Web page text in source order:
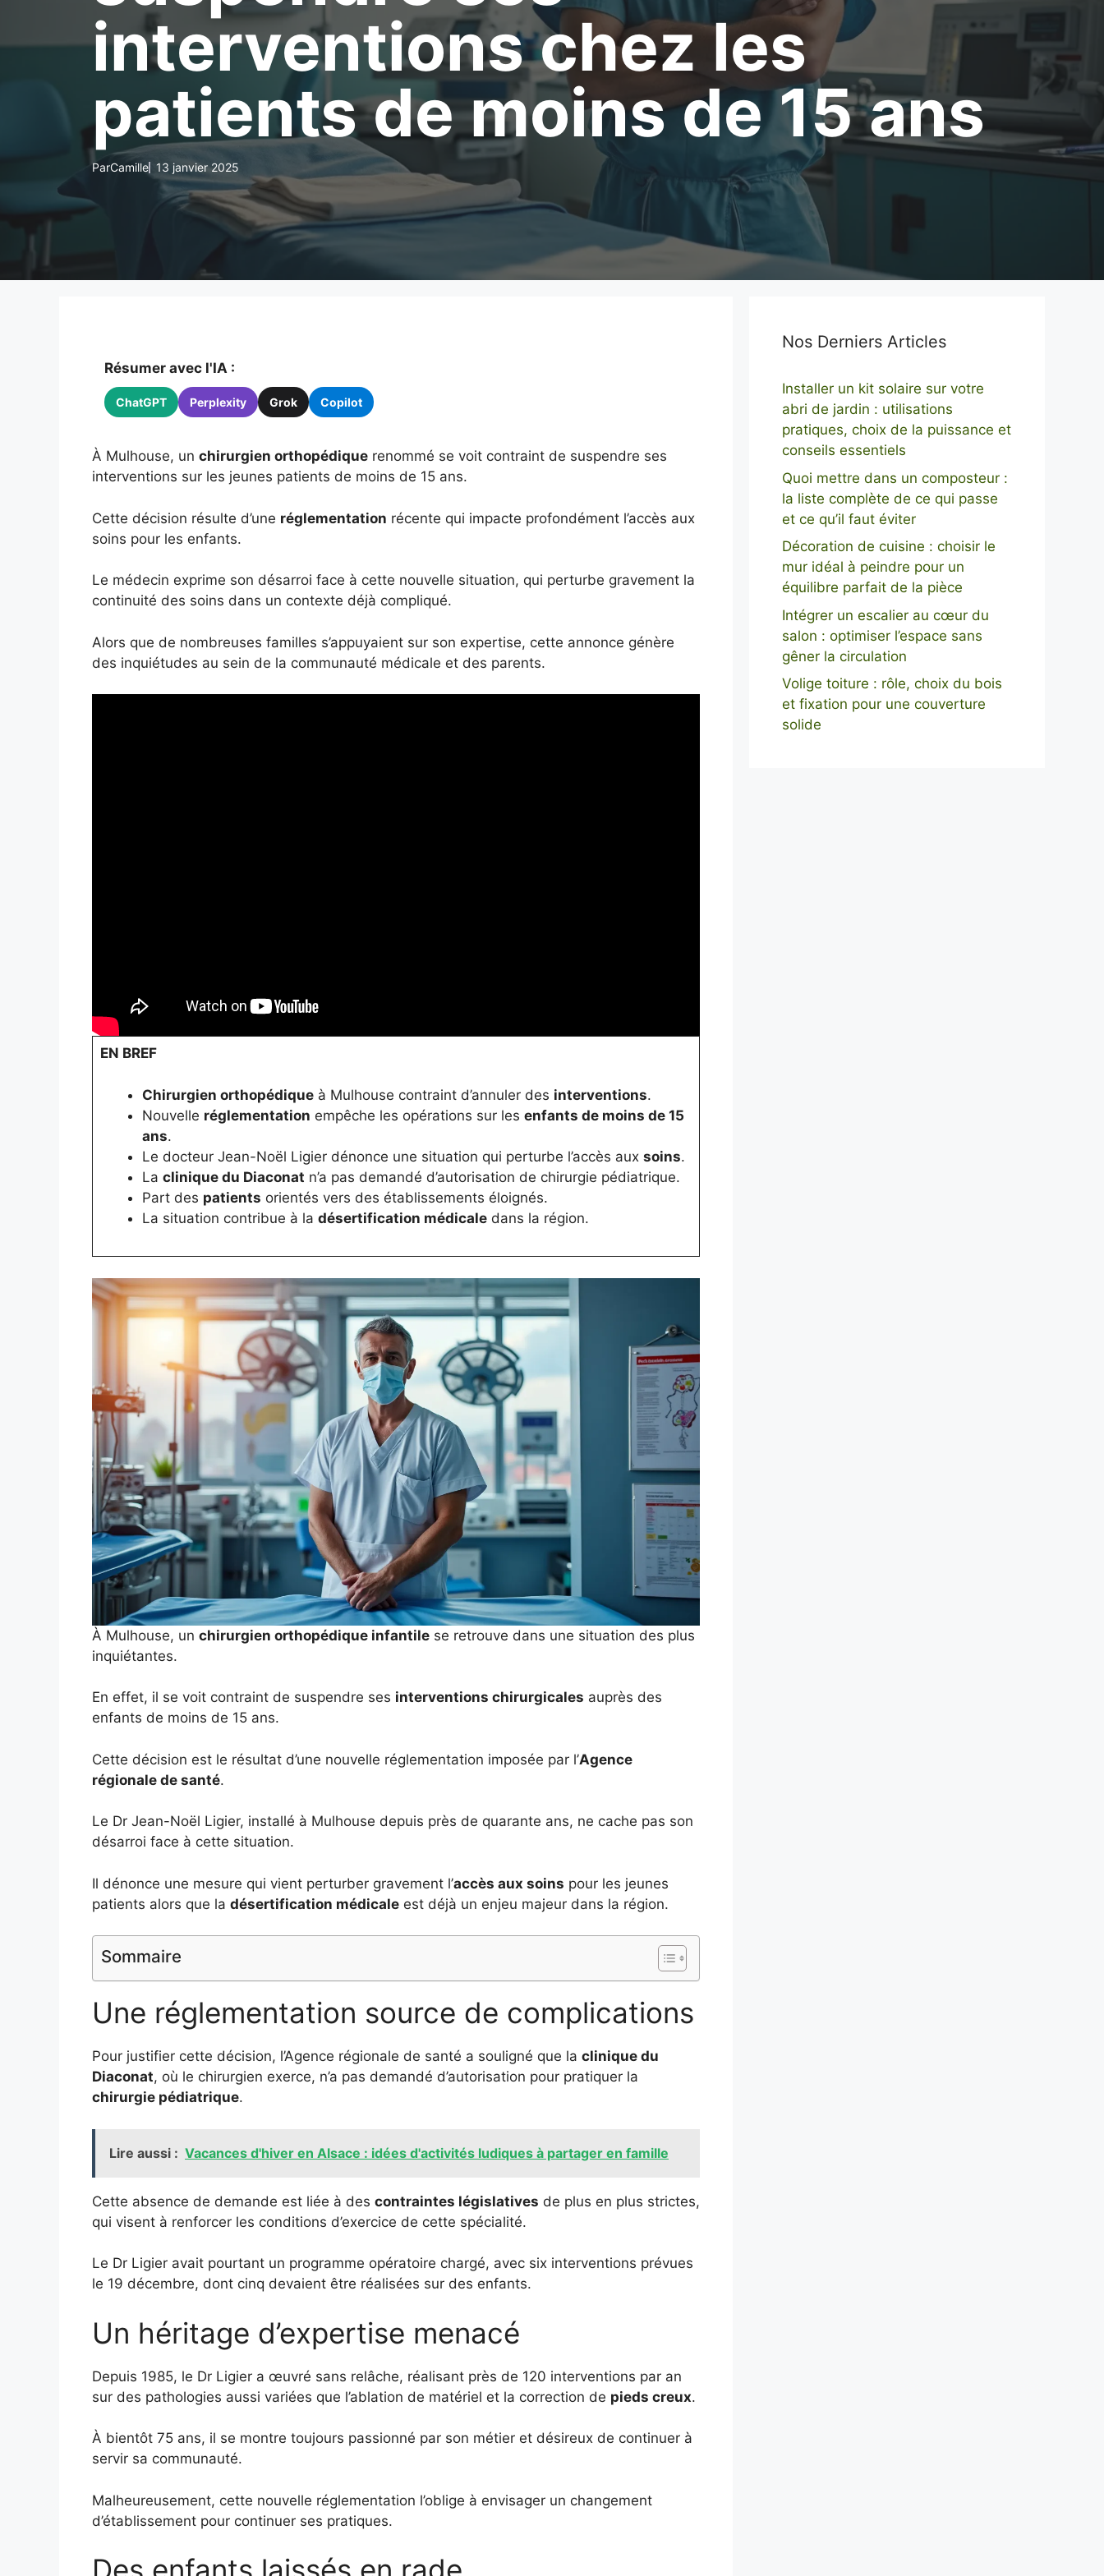
interventions chez les
patients de moins de 15 ans
ParCamille 13 janvier 2025
Résumer avec l'IA :
ChatGPT Perplexity Grok Copilot
À Mulhouse, un chirurgien orthopédique renommé se voit contraint de suspendre ses
interventions sur les jeunes patients de moins de 15 ans.
Cette décision résulte d’une réglementation récente qui impacte profondément l’accès aux
soins pour les enfants.
Le médecin exprime son désarroi face à cette nouvelle situation, qui perturbe gravement la
continuité des soins dans un contexte déjà compliqué.
Alors que de nombreuses familles s’appuyaient sur son expertise, cette annonce génère
des inquiétudes au sein de la communauté médicale et des parents.
EN BREF
Chirurgien orthopédiqueà Mulhouse contraint d’annuler des interventions.
Nouvelle réglementation empêche les opérations sur les enfants de moins de 15
ans.
Le docteur Jean-Noël Ligier dénonce une situation qui perturbe l’accès aux soins.
La clinique du Diaconat n’a pas demandé d’autorisation de chirurgie pédiatrique.
Part des patients orientés vers des établissements éloignés.
La situation contribue à la désertification médicaledans la région.
À Mulhouse, un chirurgien orthopédique infantile se retrouve dans une situation des plus
inquiétantes.
En effet, il se voit contraint de suspendre ses interventions chirurgicales auprès des
enfants de moins de 15 ans.
Cette décision est le résultat d’une nouvelle réglementation imposée par l’Agence
régionale de santé.
Le Dr Jean-Noël Ligier, installé à Mulhouse depuis près de quarante ans, ne cache pas son
désarroi face à cette situation.
Il dénonce une mesure qui vient perturber gravement l’accès aux soins pour les jeunes
patients alors que la désertification médicale est déjà un enjeu majeur dans la région.
Sommaire
Une réglementation source de complications
Pour justifier cette décision, l’Agence régionale de santé a souligné que la clinique du
Diaconat, où le chirurgien exerce, n’a pas demandé d’autorisation pour pratiquer la
chirurgie pédiatrique.
Lire aussi : Vacances d'hiver en Alsace : idées d'activités ludiques à partager en famille
Cette absence de demande est liée à des contraintes législatives de plus en plus strictes,
qui visent à renforcer les conditions d’exercice de cette spécialité.
Le Dr Ligier avait pourtant un programme opératoire chargé, avec six interventions prévues
le 19 décembre, dont cinq devaient être réalisées sur des enfants.
Un héritage d’expertise menacé
Depuis 1985, le Dr Ligier a œuvré sans relâche, réalisant près de 120 interventions par an
sur des pathologies aussi variées que l’ablation de matériel et la correction de pieds creux.
À bientôt 75 ans, il se montre toujours passionné par son métier et désireux de continuer à
servir sa communauté.
Malheureusement, cette nouvelle réglementation l’oblige à envisager un changement
d’établissement pour continuer ses pratiques.
Nos Derniers Articles
Installer un kit solaire sur votre
abri de jardin : utilisations
pratiques, choix de la puissance et
conseils essentiels
Quoi mettre dans un composteur :
la liste complète de ce qui passe
et ce qu’il faut éviter
Décoration de cuisine : choisir le
mur idéal à peindre pour un
équilibre parfait de la pièce
Intégrer un escalier au cœur du
salon : optimiser l’espace sans
gêner la circulation
Volige toiture : rôle, choix du bois
et fixation pour une couverture
solide